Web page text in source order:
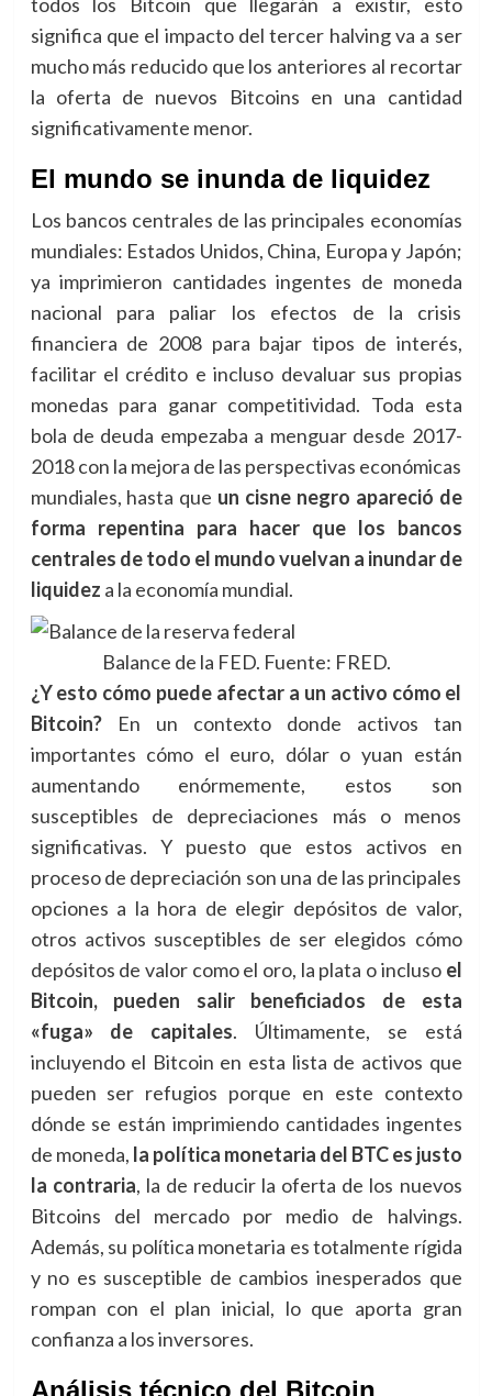
significa que el impacto del tercer halving va a ser
mucho más reducido que los anteriores al recortar
la oferta de nuevos Bitcoins en una cantidad
significativamente menor.
El mundo se inunda de liquidez
Los bancos centrales de las principales economías
mundiales: Estados Unidos, China, Europa y Japón;
ya imprimieron cantidades ingentes de moneda
nacional para paliar los efectos de la crisis
financiera de 2008 para bajar tipos de interés,
facilitar el crédito e incluso devaluar sus propias
monedas para ganar competitividad. Toda esta
bola de deuda empezaba a menguar desde 2017-
2018 con la mejora de las perspectivas económicas
mundiales, hasta que un cisne negro apareció de
forma repentina para hacer que los bancos
centrales de todo el mundo vuelvan a inundar de
liquidez a la economía mundial.
Balance de la FED. Fuente: FRED.
¿Y esto cómo puede afectar a un activo cómo el
Bitcoin?
En un contexto donde activos tan
importantes cómo el euro, dólar o yuan están
aumentando enórmemente, estos son
susceptibles de depreciaciones más o menos
significativas. Y puesto que estos activos en
proceso de depreciación son una de las principales
opciones a la hora de elegir depósitos de valor,
otros activos susceptibles de ser elegidos cómo
depósitos de valor como el oro, la plata o incluso el
Bitcoin, pueden salir beneficiados de esta
«fuga» de capitales. Últimamente, se está
incluyendo el Bitcoin en esta lista de activos que
pueden ser refugios porque en este contexto
dónde se están imprimiendo cantidades ingentes
de moneda, la política monetaria del BTC es justo
la contraria, la de reducir la oferta de los nuevos
Bitcoins del mercado por medio de halvings.
Además, su política monetaria es totalmente rígida
y no es susceptible de cambios inesperados que
rompan con el plan inicial, lo que aporta gran
confianza a los inversores.
Análisis técnico del Bitcoin